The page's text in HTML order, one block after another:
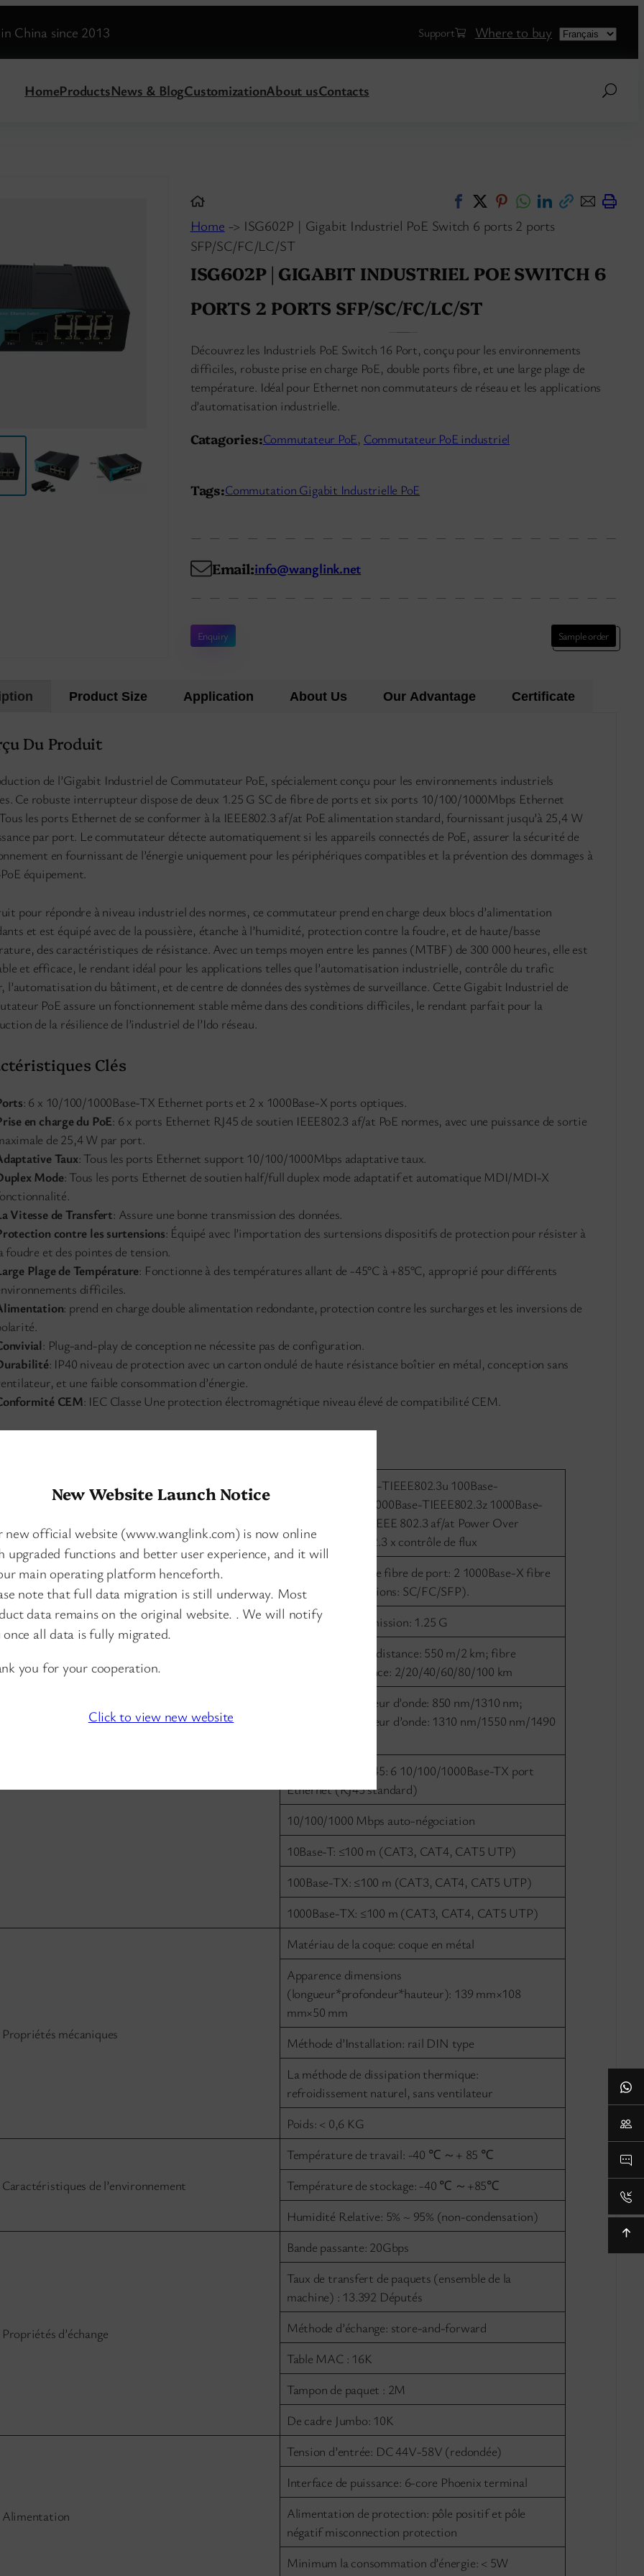
China since 2013 Support Where to buy Choose
HomeProductsNews & BlogCustomizationAbout usContacts
Home -> ISG602P | Gigabit Industriel PoE Switch 6 ports 2 ports
SFP/SC/FC/LC/ST
ISG602P | GIGABIT INDUSTRIEL POE SWITCH 6
PORTS 2 PORTS SFP/SC/FC/LC/ST
Découvrez les Industriels PoE Switch 16 Port, conçu pour les environnements
difficiles, robuste prise en charge PoE, double ports fibre, et une large plage de
température. Idéal pour Ethernet non commutateurs de réseau et les applications
d’automatisation industrielle.
Catagories:Commutateur PoE, Commutateur PoE industriel
Tags:Commutation Gigabit Industrielle PoE
Email:info@wanglink.net
Enquiry Sample order
Product Size Application About Us Our Advantage Certificate
Du Produit
de l’Gigabit Industriel de Commutateur PoE, spécialement conçu pour les environnements industriels
Ce robuste interrupteur dispose de deux 1.25 G SC de fibre de ports et six ports 10/100/1000Mbps Ethernet
les ports Ethernet de se conformer à la IEEE802.3 af/at PoE alimentation standard, fournissant jusqu’à 25,4 W
par port. Le commutateur détecte automatiquement si les appareils connectés de PoE, assurer la sécurité de
en fournissant de l’énergie uniquement pour les périphériques compatibles et la prévention des dommages à
équipement.
pour répondre à niveau industriel des normes, ce commutateur prend en charge deux blocs d’alimentation
et est équipé avec de la poussière, étanche à l’humidité, protection contre la foudre, et de haute/basse
des caractéristiques de résistance. Avec un temps moyen entre les pannes (MTBF) de 300 000 heures, elle est
et efficace, le rendant idéal pour les applications telles que l’automatisation industrielle, contrôle du trafic
l’automatisation du bâtiment, et de centre de données des systèmes de surveillance. Cette Gigabit Industriel de
PoE assure un fonctionnement stable même dans des conditions difficiles, le rendant parfait pour la
de la résilience de l’industriel de l’Ido réseau.
Clés
: 6 x 10/100/1000Base-TX Ethernet ports et 2 x 1000Base-X ports optiques.
en charge du PoE: 6 x ports Ethernet RJ45 de soutien IEEE802.3 af/at PoE normes, avec une puissance de sortie
de 25,4 W par port.
Taux: Tous les ports Ethernet support 10/100/1000Mbps adaptative taux.
Mode: Tous les ports Ethernet de soutien half/full duplex mode adaptatif et automatique MDI/MDI-X
Vitesse de Transfert: Assure une bonne transmission des données.
contre les surtensions: Équipé avec l’importation des surtensions dispositifs de protection pour résister à
foudre et des pointes de tension.
Plage de Température: Fonctionne à des températures allant de -45°C à +85°C, approprié pour différents
difficiles.
: prend en charge double alimentation redondante, protection contre les surcharges et les inversions de
: Plug-and-play de conception ne nécessite pas de configuration.
: IP40 niveau de protection avec un carton ondulé de haute résistance boîtier en métal, conception sans
et une faible consommation d’énergie.
CEM: IEC Classe Une protection électromagnétique niveau élevé de compatibilité CEM.
IEEE802.3 10Base-TIEEE802.3u 100Base-
TXIEEE802.3ab 1000Base-TIEEE802.3z 1000Base-
SX/LX standardsIEEE 802.3 af/at Power Over
EthernetIEEE 802.3 x contrôle de flux
Mono-mode SC de fibre de port: 2 1000Base-X fibre
optique port (options: SC/FC/SFP).
Vitesse de Transmission: 1.25 G
Fibre Multimode distance: 550 m/2 km; fibre
monomode distance: 2/20/40/60/80/100 km
Multimode longueur d’onde: 850 nm/1310 nm;
monomode longueur d’onde: 1310 nm/1550 nm/1490
Port Ethernet RJ45: 6 10/100/1000Base-TX port
Ethernet (RJ45 standard)
10/100/1000 Mbps auto-négociation
10Base-T: ≤100 m (CAT3, CAT4, CAT5 UTP)
100Base-TX: ≤100 m (CAT3, CAT4, CAT5 UTP)
1000Base-TX: ≤100 m (CAT3, CAT4, CAT5 UTP)
Propriétés mécaniques
Matériau de la coque: coque en métal
Apparence dimensions
(longueur*profondeur*hauteur): 139 mm×108
mm×50 mm
Méthode d’Installation: rail DIN type
La méthode de dissipation thermique:
refroidissement naturel, sans ventilateur
Poids: < 0,6 KG
Caractéristiques de l’environnement
Température de travail: -40 ℃ ～+ 85 ℃
Température de stockage: -40 ℃ ～+85℃
Humidité Relative: 5% ~ 95% (non-condensation)
Propriétés d’échange
Bande passante: 20Gbps
Taux de transfert de paquets (ensemble de la
machine) : 13.392 Députés
Méthode d’échange: store-and-forward
Table MAC : 16K
Tampon de paquet : 2M
De cadre Jumbo: 10K
Alimentation
Tension d’entrée: DC 44V-58V (redondée)
Interface de puissance: 6-core Phoenix terminal
Alimentation de protection: pôle positif et pôle
négatif misconnection protection
Minimum la consommation d’énergie: < 5W
New Website Launch Notice
new official website (www.wanglink.com) is now online
upgraded functions and better user experience, and it will
main operating platform henceforth.
note that full data migration is still underway. Most
data remains on the original website. . We will notify
once all data is fully migrated.
you for your cooperation.
Click to view new website